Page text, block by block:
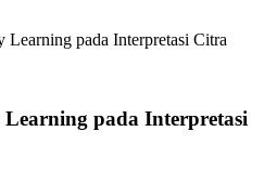
pada Interpretasi Citra
pada Interpretasi